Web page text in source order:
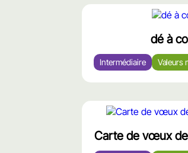
محتوى
dé à
Intermédiaire Valeurs
محتوى
Carte de vœux de